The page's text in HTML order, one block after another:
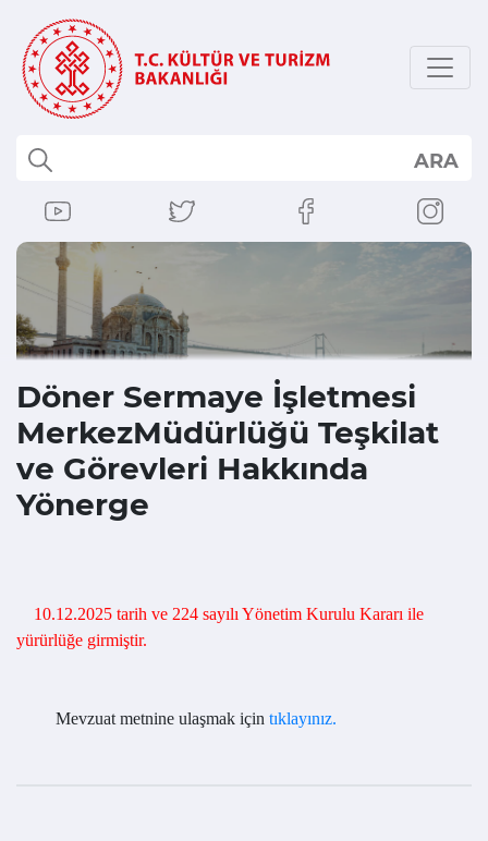
ARA
Döner Sermaye İşletmesi
MerkezMüdürlüğü Teşkilat
ve Görevleri Hakkında
Yönerge
10.12.2025 tarih ve 224 sayılı Yönetim Kurulu Kararı ile
yürürlüğe girmiştir.
Mevzuat metnine ulaşmak için tıklayınız.